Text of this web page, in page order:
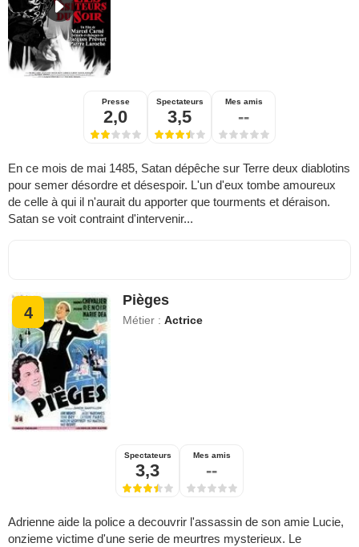
Presse
2,0
Spectateurs
3,5
Mes amis
--
En ce mois de mai 1485, Satan dépêche sur Terre deux diablotins
pour semer désordre et désespoir. L'un d'eux tombe amoureux
de celle à qui il n'aurait du apporter que tourments et déraison.
Satan se voit contraint d'intervenir...
4
Pièges
Métier :Actrice
Spectateurs
3,3
Mes amis
--
Adrienne aide la police a decouvrir l'assassin de son amie Lucie,
onzieme victime d'une serie de meurtres mysterieux. Le